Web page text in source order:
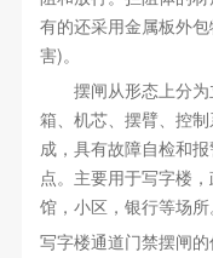
有的还采用金属板外
害)。
摆闸从形态上分为
箱、机芯、摆臂、控
成，具有故障自检和
点。主要用于写字楼
馆，小区，银行等场所
写字楼通道门禁摆闸